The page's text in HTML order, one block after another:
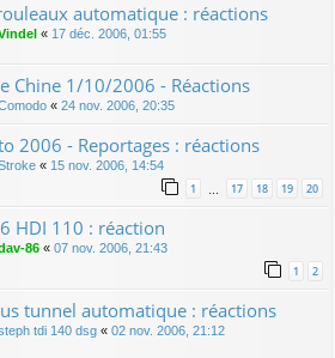
automatique : réactions
« 17 déc. 2006, 01:55
Chine 1/10/2006 - Réactions
« 24 nov. 2006, 20:35
2006 - Reportages : réactions
« 15 nov. 2006, 14:54
1 … 17 18 19 20
HDI 110 : réaction
86 « 07 nov. 2006, 21:43
1 2
tunnel automatique : réactions
tdi 140 dsg « 02 nov. 2006, 21:12